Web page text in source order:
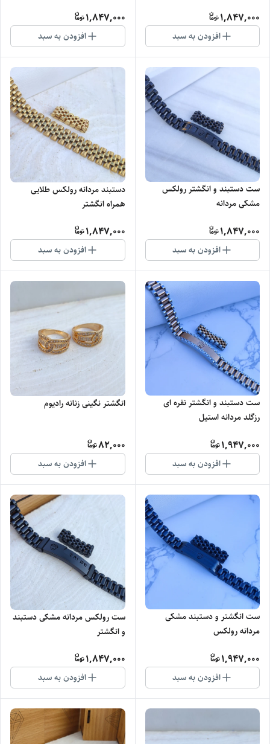
1,847,000
افزودن به سبد
1,847,000
افزودن به سبد
ست دستبند و انگشتر رولکس
مشکی مردانه
1,847,000
افزودن به سبد
دستبند مردانه رولکس طلایی
همراه انگشتر
1,847,000
افزودن به سبد
ست دستبند و انگشتر نقره ای
رزگلد مردانه استیل
1,947,000
افزودن به سبد
انگشتر نگینی زنانه رادیوم
82,000
افزودن به سبد
ست انگشتر و دستبند مشکی
مردانه رولکس
1,947,000
افزودن به سبد
ست رولکس مردانه مشکی دستبند
و انگشتر
1,847,000
افزودن به سبد